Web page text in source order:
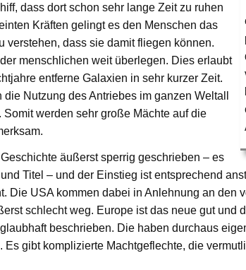
dass dort schon sehr lange Zeit zu ruhen
Kräften gelingt es den Menschen das
verstehen, dass sie damit fliegen können.
menschlichen weit überlegen. Dies erlaubt
entferne Galaxien in sehr kurzer Zeit.
Nutzung des Antriebes im ganzen Weltall
Somit werden sehr große Mächte auf die
äußerst sperrig geschrieben – es
Titel – und der Einstieg ist entsprechend
Die USA kommen dabei in Anlehnung an den
schlecht weg. Europe ist das neue gut und
beschrieben. Die haben durchaus
Es gibt komplizierte Machtgeflechte, die